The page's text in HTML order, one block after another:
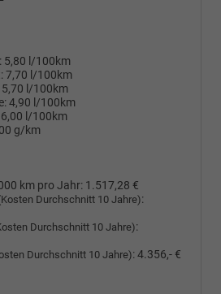
5,80 l/100km
7,70 l/100km
5,70 l/100km
4,90 l/100km
6,00 l/100km
g/km
km pro Jahr: 1.517,28 €
Durchschnitt 10 Jahre):
Durchschnitt 10 Jahre):
Durchschnitt 10 Jahre):4.356,- €